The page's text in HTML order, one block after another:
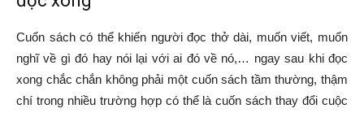
Cuốn sách có thể khiến người đọc thở dài, muốn viết, muốn
nghĩ về gì đó hay nói lại với ai đó về nó,… ngay sau khi đọc
xong chắc chắn không phải một cuốn sách tầm thường, thậm
chí trong nhiều trường hợp có thể là cuốn sách thay đổi cuộc